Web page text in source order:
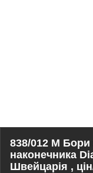
838/012 М Бори
наконечника
Швейцарія ,